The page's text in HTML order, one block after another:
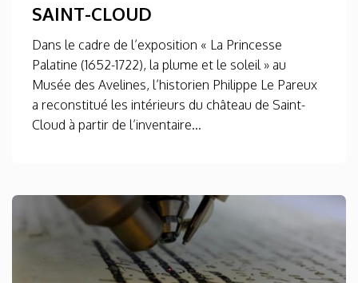
SAINT-CLOUD
Dans le cadre de l’exposition « La Princesse
Palatine (1652-1722), la plume et le soleil » au
Musée des Avelines, l’historien Philippe Le Pareux
a reconstitué les intérieurs du château de Saint-
Cloud à partir de l’inventaire...